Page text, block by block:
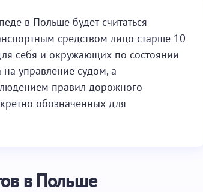
в Польше будет считаться
средством лицо старше 10
себя и окружающих по состоянии
управление судом, а
правил дорожного
обозначенных для
в Польше